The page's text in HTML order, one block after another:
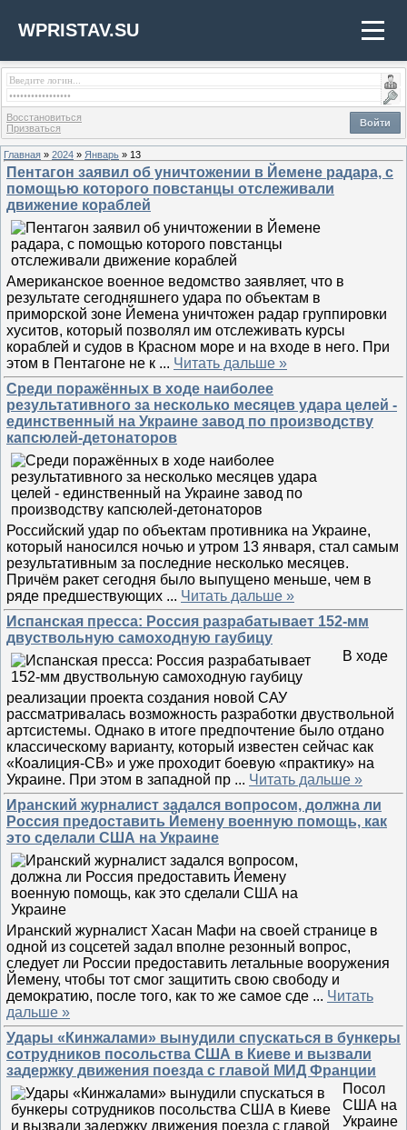
WPRISTAV.SU
Войти
Восстановиться
Призваться
Главная » 2024 » Январь » 13
Пентагон заявил об уничтожении в Йемене радара, с
помощью которого повстанцы отслеживали
движение кораблей
Американское военное ведомство заявляет, что в
результате сегодняшнего удара по объектам в
приморской зоне Йемена уничтожен радар группировки
хуситов, который позволял им отслеживать курсы
кораблей и судов в Красном море и на входе в него. При
этом в Пентагоне не к ... Читать дальше »
Среди поражённых в ходе наиболее
результативного за несколько месяцев удара целей -
единственный на Украине завод по производству
капсюлей-детонаторов
Российский удар по объектам противника на Украине,
который наносился ночью и утром 13 января, стал самым
результативным за последние несколько месяцев.
Причём ракет сегодня было выпущено меньше, чем в
ряде предшествующих ... Читать дальше »
Испанская пресса: Россия разрабатывает 152-мм
двуствольную самоходную гаубицу
В ходе
реализации проекта создания новой САУ
рассматривалась возможность разработки двуствольной
артсистемы. Однако в итоге предпочтение было отдано
классическому варианту, который известен сейчас как
«Коалиция-СВ» и уже проходит боевую «практику» на
Украине. При этом в западной пр ... Читать дальше »
Иранский журналист задался вопросом, должна ли
Россия предоставить Йемену военную помощь, как
это сделали США на Украине
Иранский журналист Хасан Мафи на своей странице в
одной из соцсетей задал вполне резонный вопрос,
следует ли России предоставить летальные вооружения
Йемену, чтобы тот смог защитить свою свободу и
демократию, после того, как то же самое сде ... Читать
дальше »
Удары «Кинжалами» вынудили спускаться в бункеры
сотрудников посольства США в Киеве и вызвали
задержку движения поезда с главой МИД Франции
Посол
США на
Украине